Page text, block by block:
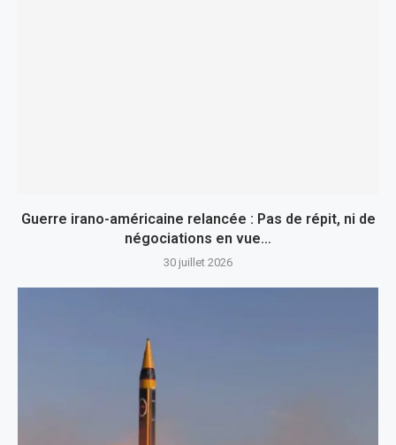
Guerre irano-américaine relancée : Pas de répit, ni de
négociations en vue…
30 juillet 2026